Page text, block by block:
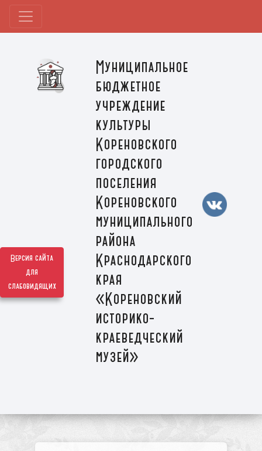
Версия сайта
для
слабовидящих
Муниципальное
бюджетное
учреждение
культуры
Кореновского
городского
поселения
Кореновского
муниципального
района
Краснодарского
края
«Кореновский
историко-
краеведческий
музей»